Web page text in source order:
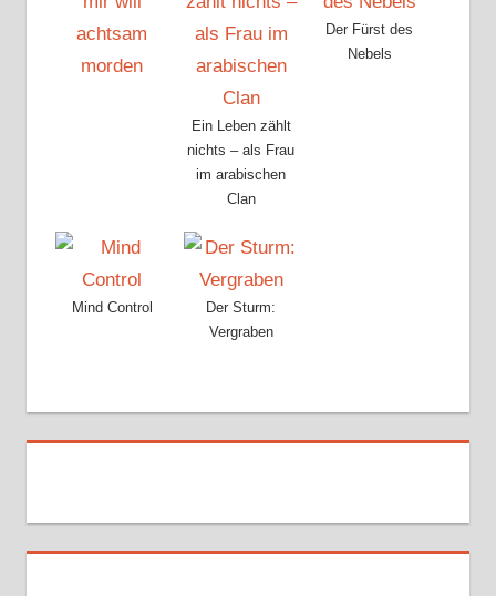
Ein Leben zählt
nichts – als Frau
im arabischen
Clan
Der Fürst des
Nebels
Mind Control
Der Sturm:
Vergraben